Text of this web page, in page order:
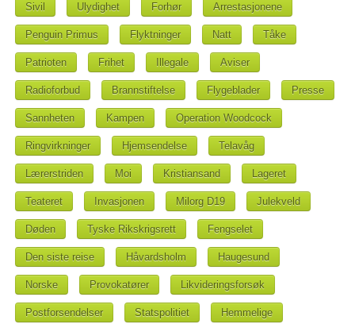
Sivil Ulydighet Forhør Arrestasjonene
Penguin Primus Flyktninger Natt Tåke
Patrioten Frihet Illegale Aviser
Radioforbud Brannstiftelse Flygeblader Presse
Sannheten Kampen Operation Woodcock
Ringvirkninger Hjemsendelse Telavåg
Lærerstriden Moi Kristiansand Lageret
Teateret Invasjonen Milorg D19 Julekveld
Døden Tyske Rikskrigsrett Fengselet
Den siste reise Håvardsholm Haugesund
Norske Provokatører Likvideringsforsøk
Postforsendelser Statspolitiet Hemmelige